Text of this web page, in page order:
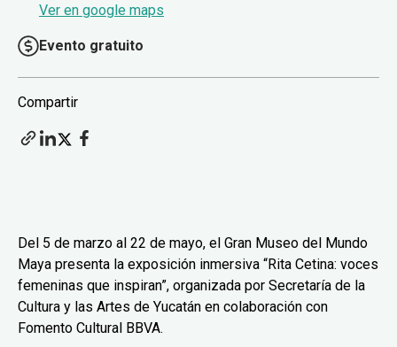
Ver en google maps
Evento gratuito
Compartir
Del 5 de marzo al 22 de mayo, el Gran Museo del Mundo
Maya presenta la exposición inmersiva “Rita Cetina: voces
femeninas que inspiran”, organizada por Secretaría de la
Cultura y las Artes de Yucatán en colaboración con
Fomento Cultural BBVA.